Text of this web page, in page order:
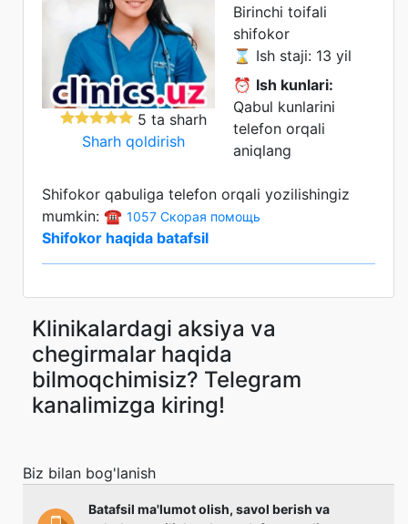
5 ta sharh
Sharh qoldirish
Birinchi toifali
shifokor
⌛ Ish staji: 13 yil
⏰ Ish kunlari:
Qabul kunlarini
telefon orqali
aniqlang
Shifokor qabuliga telefon orqali yozilishingiz
mumkin: ☎️ 1057 Скорая помощь
Shifokor haqida batafsil
Klinikalardagi aksiya va
chegirmalar haqida
bilmoqchimisiz? Telegram
kanalimizga kiring!
Biz bilan bog'lanish
Batafsil ma'lumot olish, savol berish va